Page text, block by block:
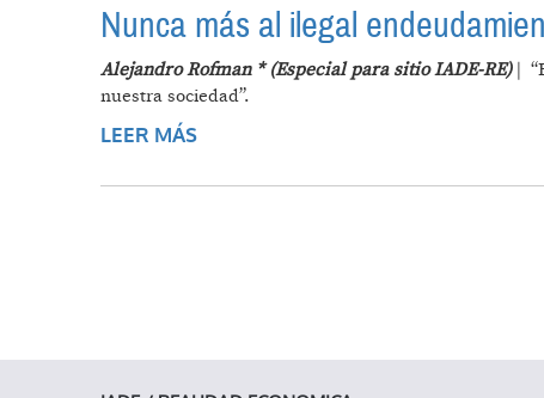
Nunca más al ilegal
Alejandro Rofman * (Especial para sitio IADE-RE)|
nuestra sociedad”.
LEER MÁS